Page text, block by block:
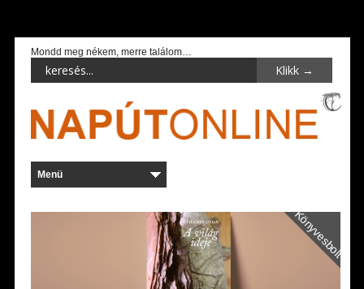
Mondd meg nékem, merre találom…
Könyvesbolt